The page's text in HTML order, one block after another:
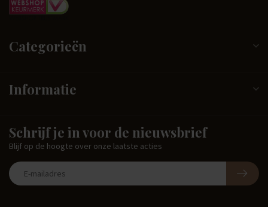
Categorieën
Informatie
Schrijf je in voor de nieuwsbrief
Blijf op de hoogte over onze laatste acties